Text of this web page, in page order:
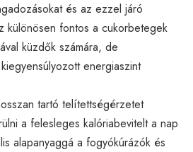
és az ezzel járó
különösen fontos a cukorbetegek
küzdők számára, de
energiaszint
tartó telítettségérzetet
a felesleges kalóriabevitelt a nap
alapanyaggá a fogyókúrázók és